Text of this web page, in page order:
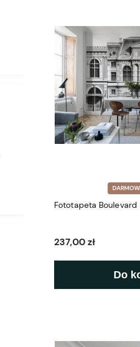
Fototapeta Boulevard
237,00 zł
Do